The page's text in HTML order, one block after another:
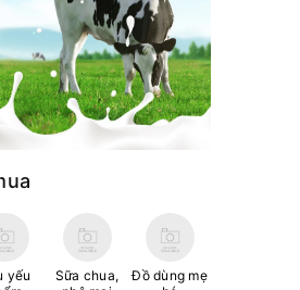
yếu
Sữa chua,
Đồ dùng mẹ